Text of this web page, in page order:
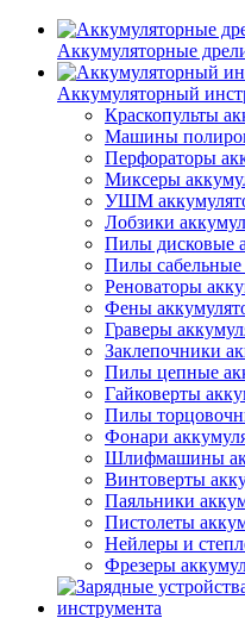
Аккумуляторные
Аккумуляторный
Краскопульты
Машины
Перфораторы
Миксеры
УШМ
Лобзики
Пилы дисковые
Пилы сабельные
Реноваторы
Фены
Граверы
Заклепочники
Пилы цепные
Гайковерты
Пилы
Фонари
Шлифмашины
Винтоверты
Паяльники
Пистолеты
Нейлеры и
Фрезеры